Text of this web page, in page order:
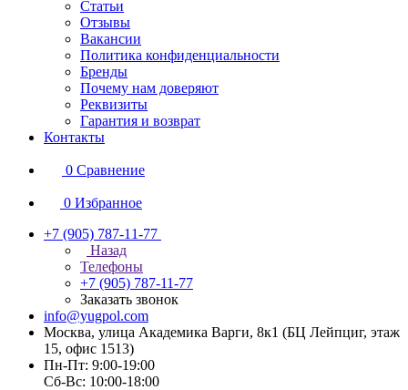
Статьи
Отзывы
Вакансии
Политика конфиденциальности
Бренды
Почему нам доверяют
Реквизиты
Гарантия и возврат
Контакты
0 Сравнение
0 Избранное
+7 (905) 787-11-77
Назад
Телефоны
+7 (905) 787-11-77
Заказать звонок
info@yugpol.com
Москва, улица Академика Варги, 8к1 (БЦ Лейпциг, этаж
15, офис 1513)
Пн-Пт: 9:00-19:00
Cб-Вс: 10:00-18:00